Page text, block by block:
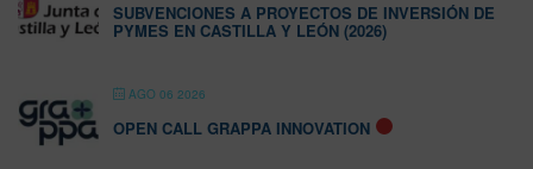
SUBVENCIONES A PROYECTOS DE INVERSIÓN DE
PYMES EN CASTILLA Y LEÓN (2026)
AGO 06 2026
OPEN CALL GRAPPA INNOVATION